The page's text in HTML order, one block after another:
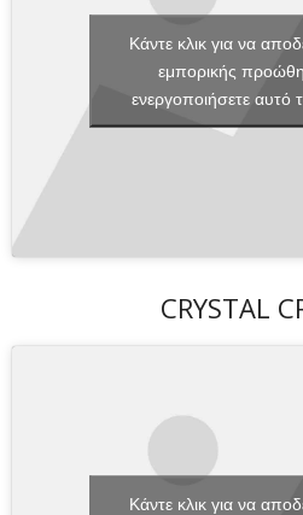
Κάντε κλικ για να
εμπορικής
ενεργοποιήσετε αυτό
CRYSTAL
Κάντε κλικ για να